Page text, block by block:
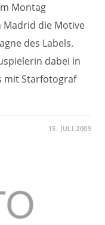
Montag
die Motive
des Labels.
dabei in
mit Starfotograf
15. JULI 2009